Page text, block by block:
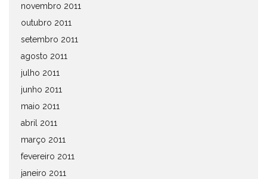
novembro 2011
outubro 2011
setembro 2011
agosto 2011
julho 2011
junho 2011
maio 2011
abril 2011
março 2011
fevereiro 2011
janeiro 2011